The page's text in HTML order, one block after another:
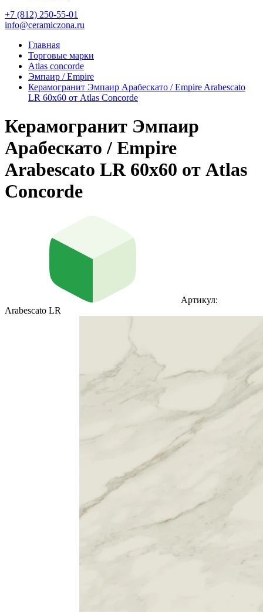
+7 (812) 250-55-01
info@ceramiczona.ru
Главная
Торговые марки
Atlas concorde
Эмпаир / Empire
Керамогранит Эмпаир Арабескато / Empire Arabescato
LR 60x60 от Atlas Concorde
Керамогранит Эмпаир
Арабескато / Empire
Arabescato LR 60x60 от Atlas
Concorde
Артикул:
Arabescato LR